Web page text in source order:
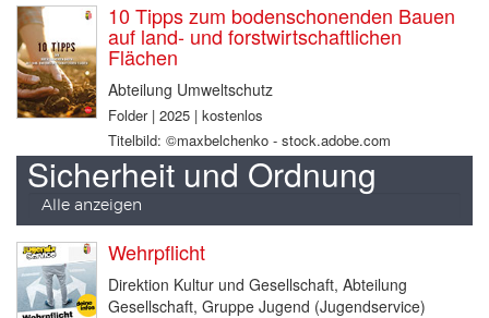
10 Tipps zum bodenschonenden Bauen
auf land- und forstwirtschaftlichen
Flächen
Abteilung Umweltschutz
Folder | 2025 | kostenlos
Titelbild: ©maxbelchenko - stock.adobe.com
Sicherheit und Ordnung
Alle anzeigen
Wehrpflicht
Direktion Kultur und Gesellschaft, Abteilung
Gesellschaft, Gruppe Jugend (Jugendservice)